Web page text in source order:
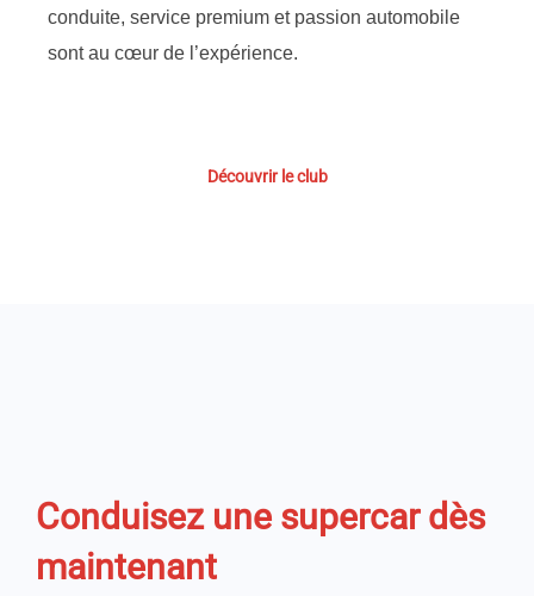
conduite, service premium et passion automobile
sont au cœur de l’expérience.
Découvrir le club
Conduisez une supercar dès
maintenant